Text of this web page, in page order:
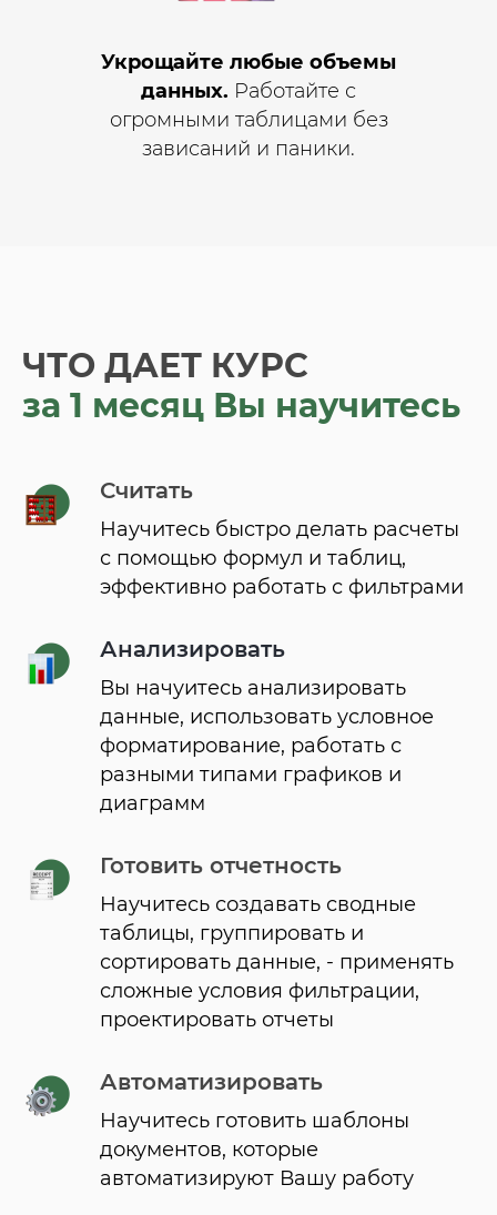
Укрощайте любые объемы
данных. Работайте с
огромными таблицами без
зависаний и паники.
ЧТО ДАЕТ КУРС
за 1 месяц Вы научитесь
Считать
Научитесь быстро делать расчеты
с помощью формул и таблиц,
эффективно работать с фильтрами
Анализировать
Вы начуитесь анализировать
данные, использовать условное
форматирование, работать с
разными типами графиков и
диаграмм
Готовить отчетность
Научитесь создавать сводные
таблицы, группировать и
сортировать данные, - применять
сложные условия фильтрации,
проектировать отчеты
Автоматизировать
Научитесь готовить шаблоны
документов, которые
автоматизируют Вашу работу